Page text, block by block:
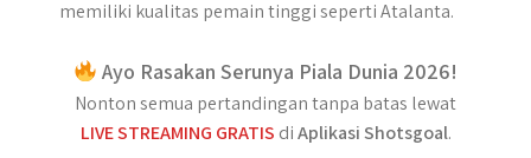
memiliki kualitas pemain tinggi seperti Atalanta.
Ayo Rasakan Serunya Piala Dunia 2026!
Nonton semua pertandingan tanpa batas lewat
LIVE STREAMING GRATIS diAplikasi Shotsgoal.